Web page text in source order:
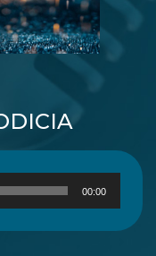
00:00